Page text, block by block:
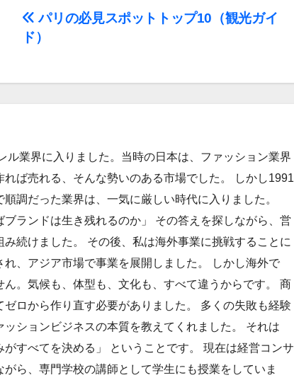
パリの必見スポットトップ10（観光ガイ
ド）
ル業界に入りました。当時の日本は、ファッション業界
ば売れる、そんな勢いのある市場でした。 しかし1991
調だった業界は、一気に厳しい時代に入りました。
ブランドは生き残れるのか」 その答えを探しながら、営
続けました。 その後、私は海外事業に挑戦することに
、アジア市場で事業を展開しました。 しかし海外で
。気候も、体型も、文化も、すべて違うからです。 商
ロから作り直す必要がありました。 多くの失敗も経験
ションビジネスの本質を教えてくれました。 それは
がすべてを決める」 ということです。 現在は経営コンサ
ら、専門学校の講師として学生にも授業をしていま